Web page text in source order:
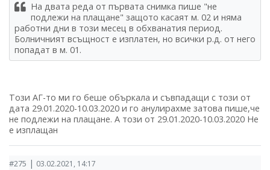
На двата реда от първата снимка пише "не
подлежи на плащане" защото касаят м. 02 и няма
работни дни в този месец в обхванатия период.
Болничният всъщност е изплатен, но всички р.д. от него
попадат в м. 01.
Този АГ-то ми го беше объркала и съвпадащи с този от
дата 29.01.2020-10.03.2020 и го анулирахме затова пише,че
не подлежи на плащане. А този от 29.01.2020-10.03.2020 Не
е изплащан
#275 | 03.02.2021, 14:17